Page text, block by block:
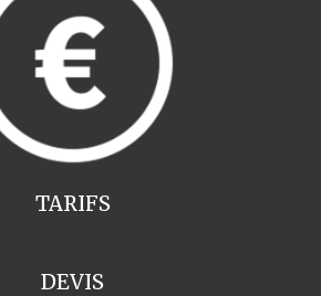
TARIFS
DEVIS